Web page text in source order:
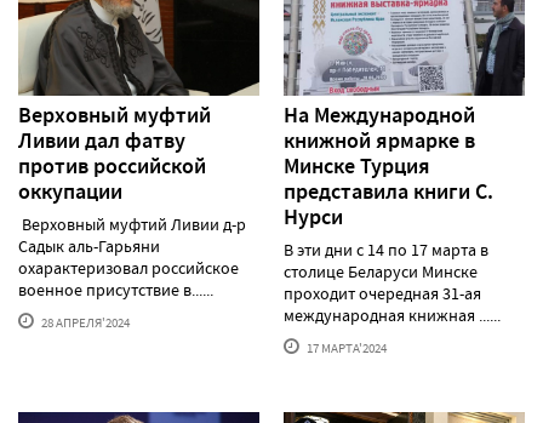
Верховный муфтий
Ливии дал фатву
против российской
оккупации
Верховный муфтий Ливии д-р
Садык аль-Гарьяни
охарактеризовал российское
военное присутствие в......
28 АПРЕЛЯ'2024
На Международной
книжной ярмарке в
Минске Турция
представила книги С.
Нурси
В эти дни с 14 по 17 марта в
столице Беларуси Минске
проходит очередная 31-ая
международная книжная ......
17 МАРТА'2024